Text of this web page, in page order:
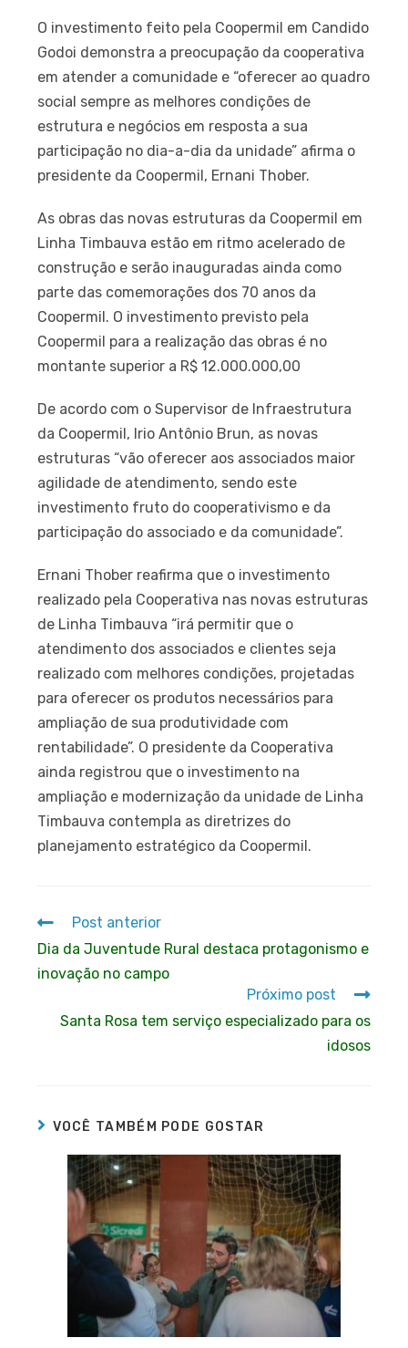
O investimento feito pela Coopermil em Candido
Godoi demonstra a preocupação da cooperativa
em atender a comunidade e “oferecer ao quadro
social sempre as melhores condições de
estrutura e negócios em resposta a sua
participação no dia-a-dia da unidade” afirma o
presidente da Coopermil, Ernani Thober.
As obras das novas estruturas da Coopermil em
Linha Timbauva estão em ritmo acelerado de
construção e serão inauguradas ainda como
parte das comemorações dos 70 anos da
Coopermil. O investimento previsto pela
Coopermil para a realização das obras é no
montante superior a R$ 12.000.000,00
De acordo com o Supervisor de Infraestrutura
da Coopermil, Irio Antônio Brun, as novas
estruturas “vão oferecer aos associados maior
agilidade de atendimento, sendo este
investimento fruto do cooperativismo e da
participação do associado e da comunidade”.
Ernani Thober reafirma que o investimento
realizado pela Cooperativa nas novas estruturas
de Linha Timbauva “irá permitir que o
atendimento dos associados e clientes seja
realizado com melhores condições, projetadas
para oferecer os produtos necessários para
ampliação de sua produtividade com
rentabilidade”. O presidente da Cooperativa
ainda registrou que o investimento na
ampliação e modernização da unidade de Linha
Timbauva contempla as diretrizes do
planejamento estratégico da Coopermil.
Post anterior
Dia da Juventude Rural destaca protagonismo e
inovação no campo
Próximo post
Santa Rosa tem serviço especializado para os
idosos
VOCÊ TAMBÉM PODE GOSTAR